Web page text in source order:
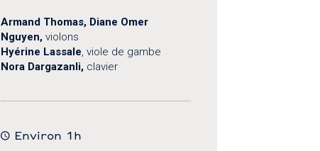
Armand Thomas, Diane Omer
Nguyen, violons
Hyérine Lassale, viole de gambe
Nora Dargazanli, clavier
Environ 1h